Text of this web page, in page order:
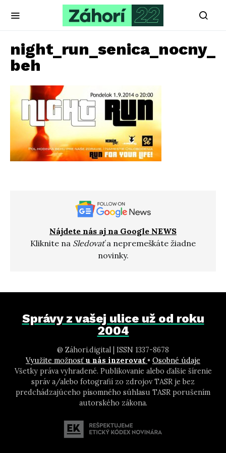
night_run_senica_nocny_
beh
Nájdete nás aj na Google NEWS
Kliknite na Sledovaťa nepremeškáte žiadne
novinky.
Správy z vašej ulice už od roku
2004
@ Záhori.digital | ISSN 1337-8678
Využite možnosť u nás inzerovať • Osobné údaje
Všetky práva vyhradené. Publikovanie alebo ďalšie šírenie
správ a/alebo fotografií zo zdrojov TASR je bez
predchádzajúceho písomného súhlasu TASR porušením
autorského zákona.